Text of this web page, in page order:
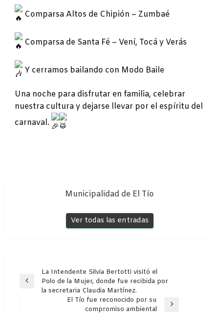
Comparsa Altos de Chipión – Zumbaé
Comparsa de Santa Fé – Vení, Tocá y Verás
Y cerramos bailando con Modo Baile
Una noche para disfrutar en familia, celebrar
nuestra cultura y dejarse llevar por el espíritu del
carnaval.
Municipalidad de El Tío
Ver todas las entradas
Navegación
de
Entrada
anterior
La Intendente Silvia Bertotti visitó el
Polo de la Mujer, donde fue recibida por
la secretaria Claudia Martínez.
El Tío fue reconocido por su
compromiso ambiental